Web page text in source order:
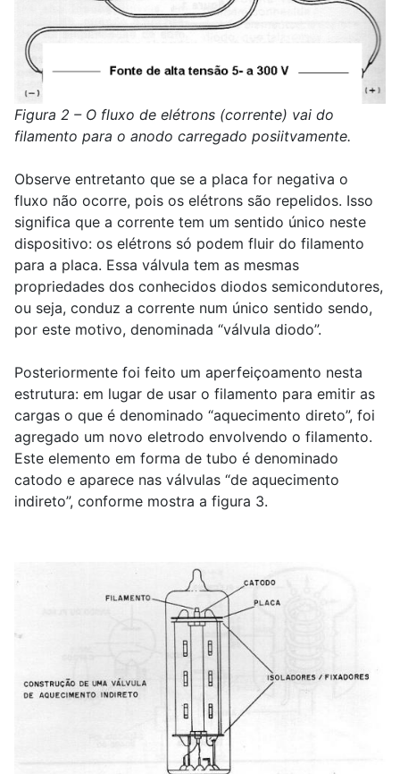
Figura 2 – O fluxo de elétrons (corrente) vai do
filamento para o anodo carregado posiitvamente.
Observe entretanto que se a placa for negativa o
fluxo não ocorre, pois os elétrons são repelidos. Isso
significa que a corrente tem um sentido único neste
dispositivo: os elétrons só podem fluir do filamento
para a placa. Essa válvula tem as mesmas
propriedades dos conhecidos diodos semicondutores,
ou seja, conduz a corrente num único sentido sendo,
por este motivo, denominada “válvula diodo”.
Posteriormente foi feito um aperfeiçoamento nesta
estrutura: em lugar de usar o filamento para emitir as
cargas o que é denominado “aquecimento direto”, foi
agregado um novo eletrodo envolvendo o filamento.
Este elemento em forma de tubo é denominado
catodo e aparece nas válvulas “de aquecimento
indireto”, conforme mostra a figura 3.